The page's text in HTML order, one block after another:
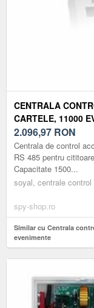
CENTRALA
CARTELE, 11000
2.096,97 RON
Centrala de control
RS 485 pentru
Capacitate 1500...
soyal, centrale control
spy-shop.ro
Similar cu Centrala
evenimente